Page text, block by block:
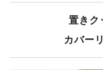
置きク
カバー